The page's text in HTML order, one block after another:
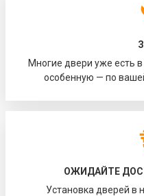
Многие двери уже есть
особенную — по
ОЖИДАЙТЕ
Установка дверей в